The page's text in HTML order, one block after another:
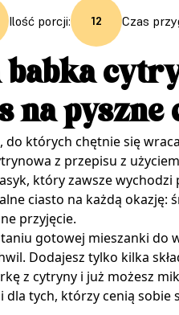
Ilość porcji: 12 Czas
na pyszne
do których chętnie się
z przepisu z
który zawsze wychodzi
ciasto na każdą okazję:
przyjęcie.
gotowej mieszanki do
Dodajesz tylko kilka
z cytryny i już możesz
dla tych, którzy cenią